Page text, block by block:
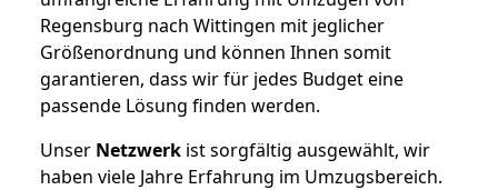
Regensburg nach Wittingen mit jeglicher
Größenordnung und können Ihnen somit
garantieren, dass wir für jedes Budget eine
passende Lösung finden werden.
Unser Netzwerk ist sorgfältig ausgewählt, wir
haben viele Jahre Erfahrung im Umzugsbereich.